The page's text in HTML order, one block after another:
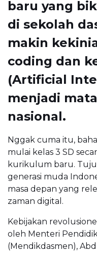
baru yang
di sekolah
makin
coding dan
(Artificial
menjadi
nasional.
Nggak cuma itu,
mulai kelas 3 SD
kurikulum baru.
generasi muda
masa depan yang
zaman digital.
Kebijakan
oleh Menteri
(Mendikdasmen),